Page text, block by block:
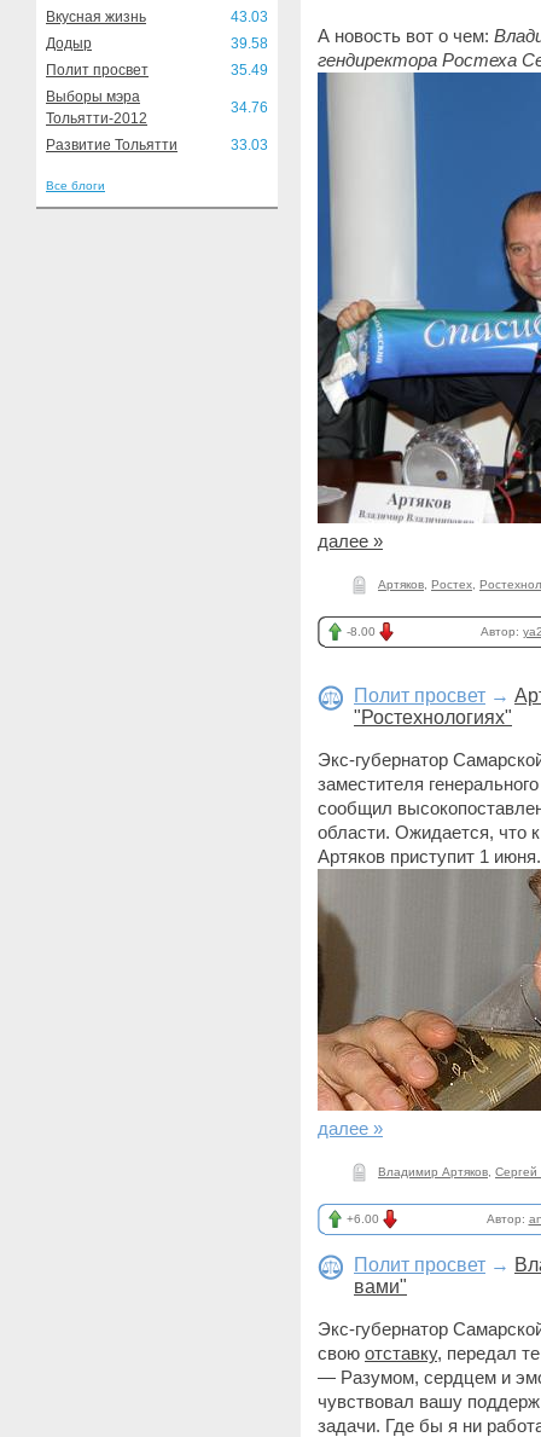
Вкусная жизнь
43.03
Додыр
39.58
Полит просвет
35.49
Выборы мэра
Тольятти-2012
34.76
Развитие Тольятти 33.03
Все блоги
А новость вот о чем:
гендиректора Ростеха
далее »
Артяков Ростех
-8.00 Автор:
Полит просвет →
"Ростехнологиях"
Экс-губернатор
заместителя
сообщил
области. Ожидается, что
Артяков приступит 1 июня.
далее »
Владимир Артяков Сергей
+6.00 Автор:
Полит просвет →
вами"
Экс-губернатор
свою отставку, передал
— Разумом, сердцем и
чувствовал вашу
задачи. Где бы я ни